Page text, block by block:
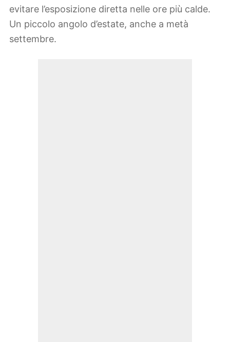
evitare l’esposizione diretta nelle ore più calde.
Un piccolo angolo d’estate, anche a metà
settembre.